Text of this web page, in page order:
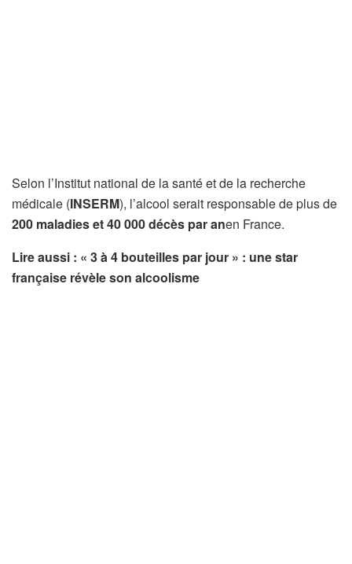
Selon l’Institut national de la santé et de la recherche
médicale (INSERM), l’alcool serait responsable de plus de
200 maladies et 40 000 décès par anen France.
Lire aussi : « 3 à 4 bouteilles par jour » : une star
française révèle son alcoolisme